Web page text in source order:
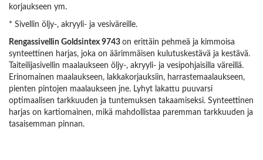
korjaukseen ym.
* Sivellin öljy-, akryyli- ja vesiväreille.
Rengassivellin Goldsintex 9743 on erittäin pehmeä ja kimmoisa
synteettinen harjas, joka on äärimmäisen kulutuskestävä ja kestävä.
Taiteilijasivellin maalaukseen öljy-, akryyli- ja vesipohjaisilla väreillä.
Erinomainen maalaukseen, lakkakorjauksiin, harrastemaalaukseen,
pienten pintojen maalaukseen jne. Lyhyt lakattu puuvarsi
optimaalisen tarkkuuden ja tuntemuksen takaamiseksi. Synteettinen
harjas on kartiomainen, mikä mahdollistaa paremman tarkkuuden ja
tasaisemman pinnan.